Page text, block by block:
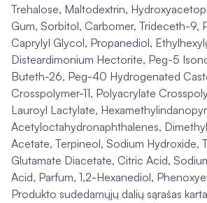
Trehalose, Maltodextrin,
Gum, Sorbitol, Carbomer, Trideceth-9,
Caprylyl Glycol, Propanediol,
Disteardimonium Hectorite, Peg-5
Buteth-26, Peg-40 Hydrogenated
Crosspolymer-11, Polyacrylate
Lauroyl Lactylate,
Acetyloctahydronaphthalenes,
Acetate, Terpineol, Sodium Hydroxide,
Glutamate Diacetate, Citric Acid,
Acid, Parfum, 1,2-Hexanediol,
Produkto sudedamųjų dalių sąrašas